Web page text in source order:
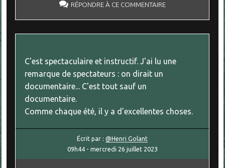
RÉPONDRE À CE COMMENTAIRE
C'est spectaculaire et instructif. J'ai lu une
remarque de spectateurs : on dirait un
documentaire... C'est tout sauf un
documentaire.
Comme chaque été, il y a d'excellentes choses.
Écrit par :@Henri Golant
09h44- mercredi 26 juillet 2023